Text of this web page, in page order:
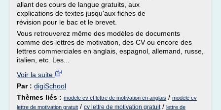
allant des cours de langue gratuits, aux
explications de textes jusqu'aux fiches de
révision pour le bac et le brevet.
Vous retrouverez même des modèles de documents
comme des lettres de motivation, des CV ou encore des
lettres commerciales en anglais, espagnol, allemand, russe,
italien, etc. Les...
Voir la suite
Par : digiSchool
Thèmes liés : modele cv et lettre de motivation en anglais / modele cv
lettre de motivation gratuit / cv lettre de motivation gratuit/ lettre de